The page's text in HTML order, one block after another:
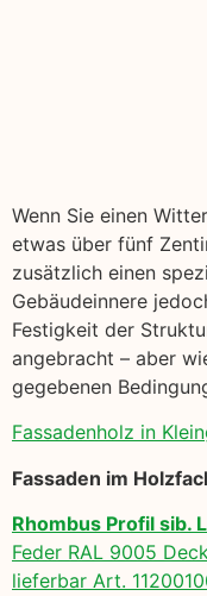
Wenn Sie einen
etwas über fünf
zusätzlich einen
Gebäudeinnere
Festigkeit der
angebracht – aber
gegebenen
Fassadenholz in
Fassaden im
Rhombus Profil sib.
Feder RAL 9005
lieferbar Art.